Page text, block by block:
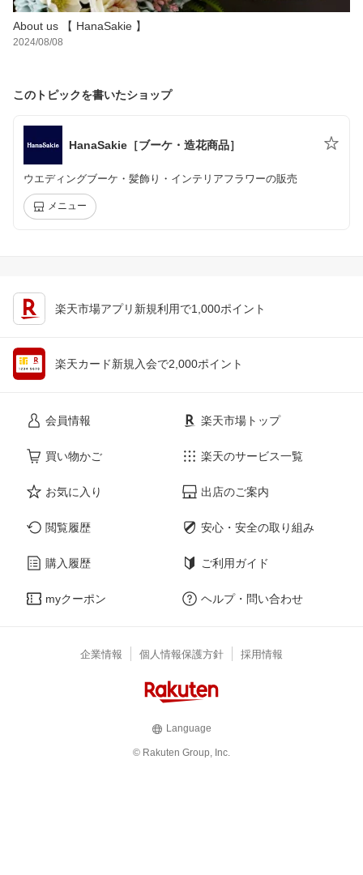
About us 【 HanaSakie 】
2024/08/08
このトピックを書いたショップ
HanaSakie［ブーケ・造花商品］
ウエディングブーケ・髪飾り・インテリアフラワーの販売
メニュー
楽天市場アプリ新規利用で1,000ポイント
楽天カード新規入会で2,000ポイント
会員情報
買い物かご
お気に入り
閲覧履歴
購入履歴
myクーポン
楽天市場トップ
楽天のサービス一覧
出店のご案内
安心・安全の取り組み
ご利用ガイド
ヘルプ・問い合わせ
企業情報 個人情報保護方針 採用情報
Language
© Rakuten Group, Inc.